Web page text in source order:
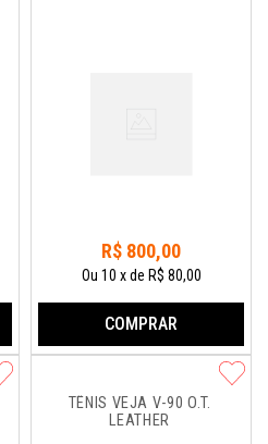
R$ 800,00
Ou 10 xde R$ 80,00
COMPRAR
TÊNIS VEJA V-90 O.T.
LEATHER